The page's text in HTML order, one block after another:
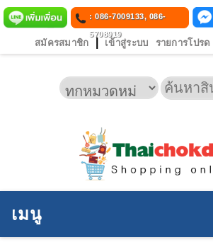
: 086-7009133, 086-
5708919
สมัครสมาชิก เข้าสู่ระบบ รายการโปรด
เมนู